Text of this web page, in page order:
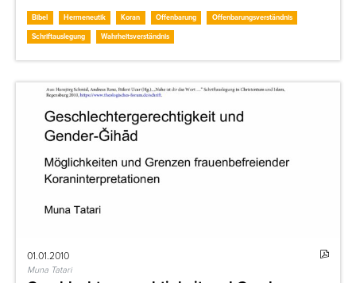
Bibel Hermeneutik Koran Offenbarung
Offenbarungsverständnis
Schriftauslegung
Wahrheitsverständnis
01.01.2010
Muna Tatari